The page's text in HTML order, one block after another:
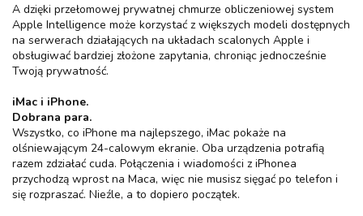
A dzięki przełomowej prywatnej chmurze obliczeniowej system
Apple Intelligence może korzystać z większych modeli dostępnych
na serwerach działających na układach scalonych Apple i
obsługiwać bardziej złożone zapytania, chroniąc jednocześnie
Twoją prywatność.
iMac i iPhone.
Dobrana para.
Wszystko, co iPhone ma najlepszego, iMac pokaże na
olśniewającym 24-calowym ekranie. Oba urządzenia potrafią
razem zdziałać cuda. Połączenia i wiadomości z iPhonea
przychodzą wprost na Maca, więc nie musisz sięgać po telefon i
się rozpraszać. Nieźle, a to dopiero początek.